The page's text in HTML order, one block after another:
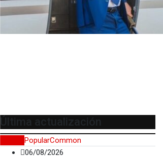
Última actualización
PopularCommon
06/08/2026